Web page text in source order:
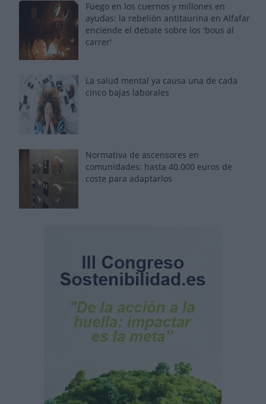
Fuego en los cuernos y millones en
ayudas: la rebelión antitaurina en Alfafar
enciende el debate sobre los 'bous al
carrer'
La salud mental ya causa una de cada
cinco bajas laborales
Normativa de ascensores en
comunidades: hasta 40.000 euros de
coste para adaptarlos